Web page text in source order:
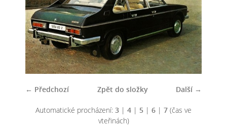
← Předchozí Další →
Zpět do složky
Automatické procházení: 3 | 4 | 5 | 6 | 7 (čas ve
vteřinách)